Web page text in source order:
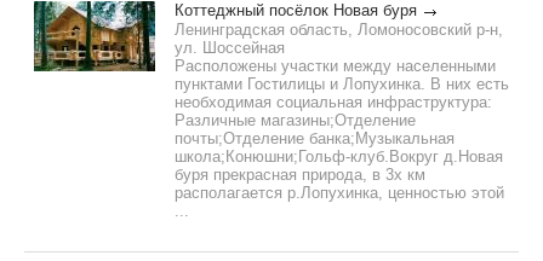
Коттеджный посёлок Новая буря
Ленинградская область, Ломоносовский р-н,
ул. Шоссейная
Расположены участки между населенными
пунктами Гостилицы и Лопухинка. В них есть
необходимая социальная инфраструктура:
Различные магазины;Отделение
почты;Отделение банка;Музыкальная
школа;Конюшни;Гольф-клуб.Вокруг д.Новая
буря прекрасная природа, в 3х км
располагается р.Лопухинка, ценностью этой
...